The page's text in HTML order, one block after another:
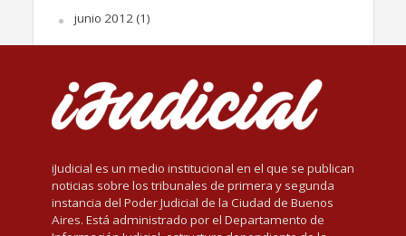
junio 2012(1)
iJudicial es un medio institucional en el que se publican
noticias sobre los tribunales de primera y segunda
instancia del Poder Judicial de la Ciudad de Buenos
Aires. Está administrado por el Departamento de